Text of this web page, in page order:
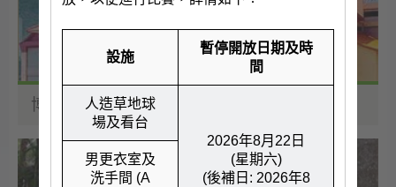
博物館
設施
暫停開放日期及時
間
人造草地球
場及看台
2026年8月22日
(星期六)
(後補日: 2026年8
男更衣室及
洗手間 (A